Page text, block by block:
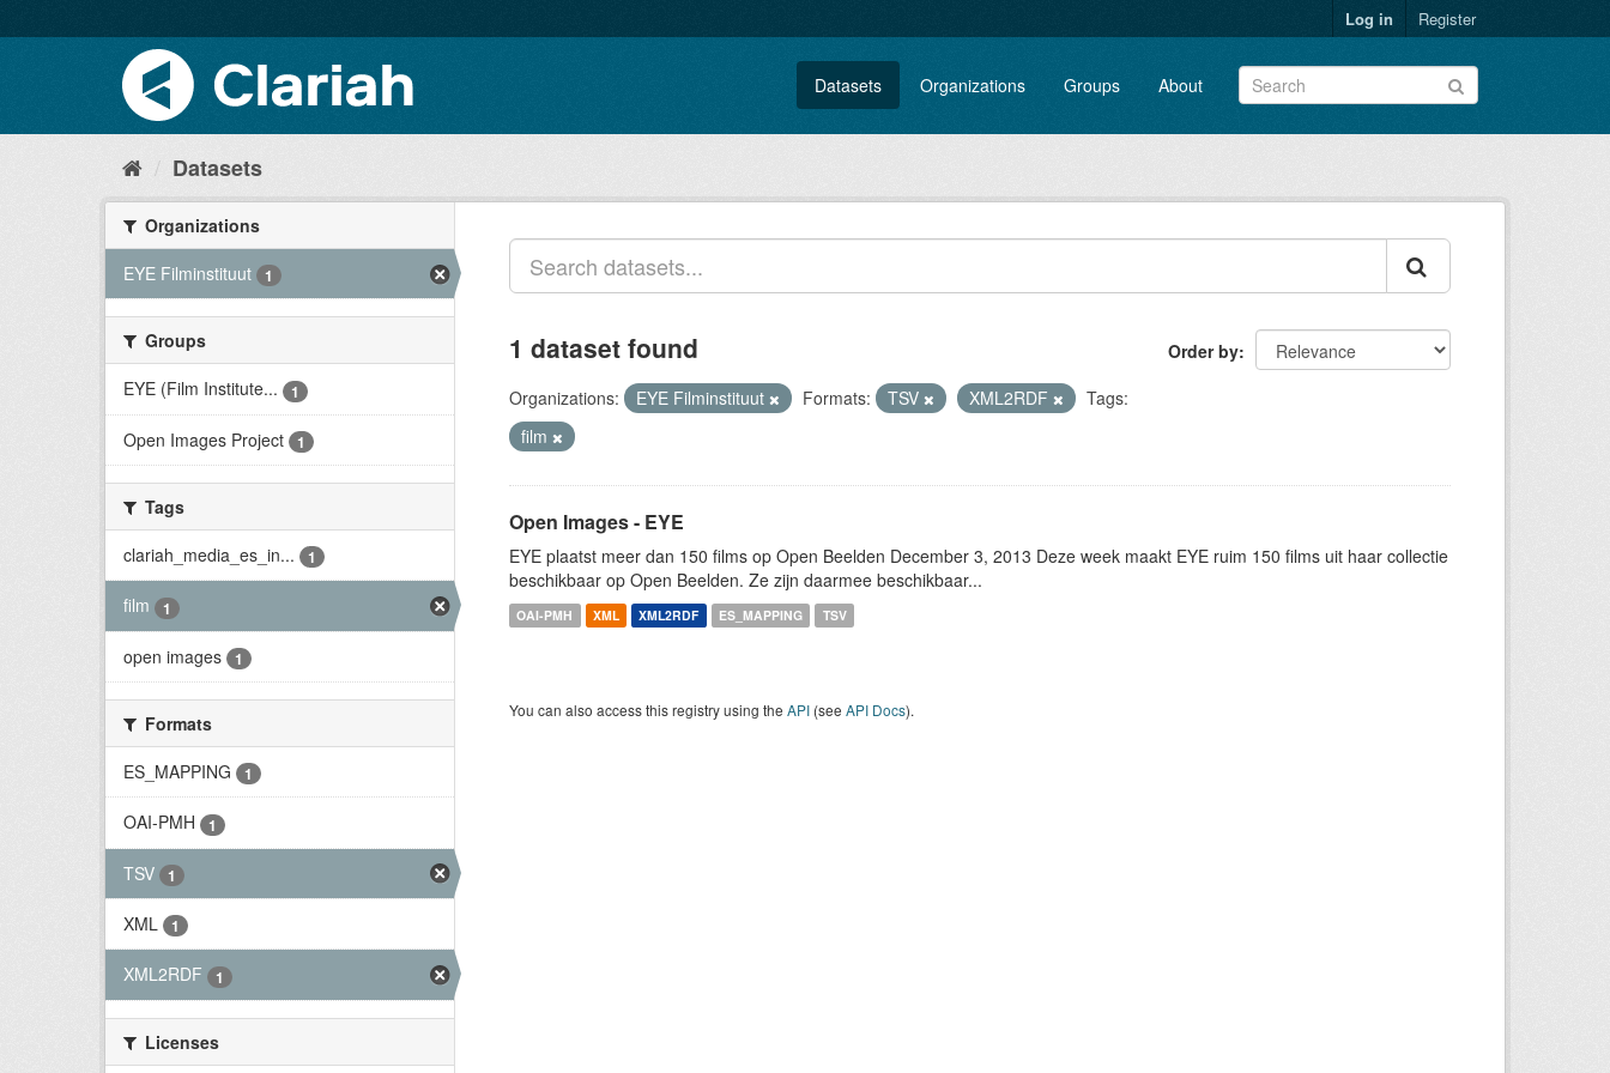
Log in Register
Datasets Organizations Groups About
Datasets
Organizations
EYE Filminstituut
1
Groups
EYE (Film Institute...
1
Open Images Project 1
Tags
clariah_media_es_in...
1
film 1
open images 1
Formats
ES_MAPPING
1
OAI-PMH 1
TSV 1
XML 1
XML2RDF 1
Licenses
Order by
1 dataset found
Organizations: EYE Filminstituut Formats: TSV XML2RDF
Tags:
film
Open Images - EYE
EYE plaatst meer dan 150 films op Open Beelden December 3, 2013 Deze week maakt EYE ruim 150 films uit haar collectie
beschikbaar op Open Beelden. Ze zijn daarmee beschikbaar...
OAI-PMH XML XML2RDF ES_MAPPING TSV
You can also access this registry using the API (see API Docs).